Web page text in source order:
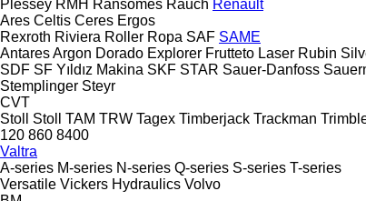
Plessey RMH Ransomes Rauch Renault
Ares Celtis Ceres Ergos
Rexroth Riviera Roller Ropa SAF SAME
AntaresArgon Dorado Explorer Frutteto Laser Rubin
SDF SF Yıldız Makina SKF STAR Sauer-Danfoss
Stemplinger Steyr
CVT
Stoll
Stoll TAM TRW Tagex Timberjack Trackman
120 860 8400
Valtra
A-series M-series N-series Q-series S-series T-series
Versatile Vickers Hydraulics Volvo